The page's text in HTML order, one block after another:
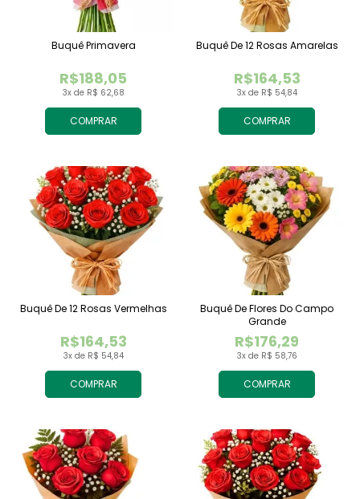
COMPRAR
3x de R$ 62,68
R$188,05
Buquê Primavera
COMPRAR
3x de R$ 54,84
R$164,53
Buquê De 12 Rosas Amarelas
COMPRAR
3x de R$ 54,84
R$164,53
Buquê De 12 Rosas Vermelhas
COMPRAR
3x de R$ 58,76
R$176,29
Buquê De Flores Do Campo
Grande